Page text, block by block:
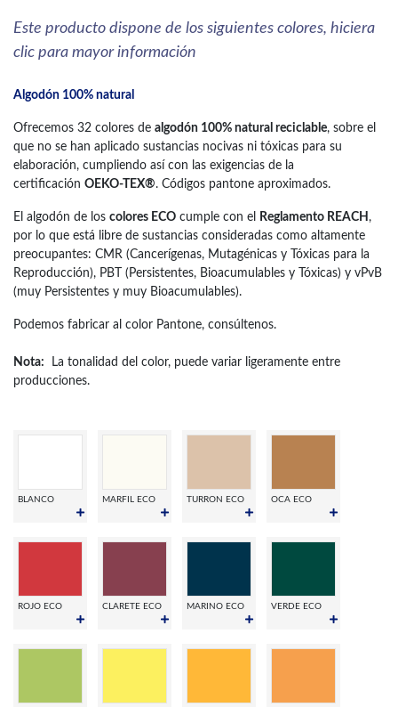
Este producto dispone de los siguientes colores, hiciera
clic para mayor información
Algodón 100% natural
Ofrecemos 32 colores de algodón 100% natural reciclable, sobre el
que no se han aplicado sustancias nocivas ni tóxicas para su
elaboración, cumpliendo así con las exigencias de la
certificación OEKO-TEX®. Códigos pantone aproximados.
El algodón de los colores ECO cumple con el Reglamento REACH ,
por lo que está libre de sustancias consideradas como altamente
preocupantes: CMR (Cancerígenas, Mutagénicas y Tóxicas para la
Reproducción), PBT (Persistentes, Bioacumulables y Tóxicas) y vPvB
(muy Persistentes y muy Bioacumulables).
Podemos fabricar al color Pantone, consúltenos.
Nota: La tonalidad del color, puede variar ligeramente entre
producciones.
BLANCO MARFIL ECO TURRON ECO OCA ECO
ROJO ECO CLARETE ECO MARINO ECO VERDE ECO